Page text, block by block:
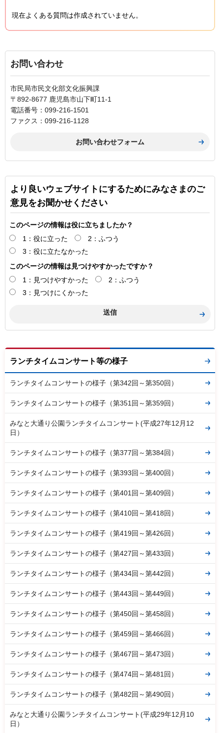
現在よくある質問は作成されていません。
お問い合わせ
市民局市民文化部文化振興課
〒892-8677 鹿児島市山下町11-1
電話番号：099-216-1501
ファクス：099-216-1128
より良いウェブサイトにするためにみなさまのご
意見をお聞かせください
このページの情報は役に立ちましたか？
1：役に立った
2：ふつう
3：役に立たなかった
このページの情報は見つけやすかったですか？
1：見つけやすかった
2：ふつう
3：見つけにくかった
ランチタイムコンサート等の様子
ランチタイムコンサートの様子（第342回～第350回）
ランチタイムコンサートの様子（第351回～第359回）
みなと大通り公園ランチタイムコンサート(平成27年12月12
日）
ランチタイムコンサートの様子（第377回～第384回）
ランチタイムコンサートの様子（第393回～第400回）
ランチタイムコンサートの様子（第401回～第409回）
ランチタイムコンサートの様子（第410回～第418回）
ランチタイムコンサートの様子（第419回～第426回）
ランチタイムコンサートの様子（第427回～第433回）
ランチタイムコンサートの様子（第434回～第442回）
ランチタイムコンサートの様子（第443回～第449回）
ランチタイムコンサートの様子（第450回～第458回）
ランチタイムコンサートの様子（第459回～第466回）
ランチタイムコンサートの様子（第467回～第473回）
ランチタイムコンサートの様子（第474回～第481回）
ランチタイムコンサートの様子（第482回～第490回）
みなと大通り公園ランチタイムコンサート(平成29年12月10
日）